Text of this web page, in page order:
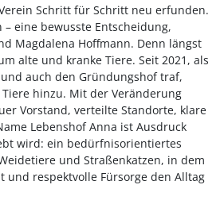
Schritt für Schritt neu erfunden.
– eine bewusste Entscheidung,
Magdalena Hoffmann. Denn längst
alte und kranke Tiere. Seit 2021, als
auch den Gründungshof traf,
hinzu. Mit der Veränderung
Vorstand, verteilte Standorte, klare
Lebenshof Anna ist Ausdruck
wird: ein bedürfnisorientiertes
und Straßenkatzen, in dem
und respektvolle Fürsorge den Alltag